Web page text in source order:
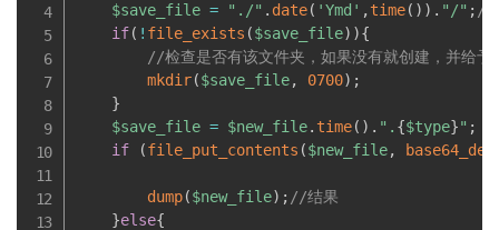
$save_file = "./" . date( 'Ymd' ,time( ) ) . "/" ; //
if( ! file_exists ($save_file) ){
//检查是否有该文件夹，如果没有就创建，并给予
mkdir($save_file, 0700) ;
}
$save_file = $new_file. time( ) . ". {$type}" ;
if
(file_put_contents ($new_file,
dump($new_file) ; //结果
}else{